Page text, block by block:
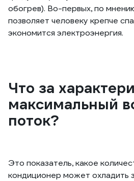
обогрев). Во-первых, по
позволяет человеку крепче
экономится электроэнергия.
Что за
максимальный
поток?
Это показатель, какое
кондиционер может охладить